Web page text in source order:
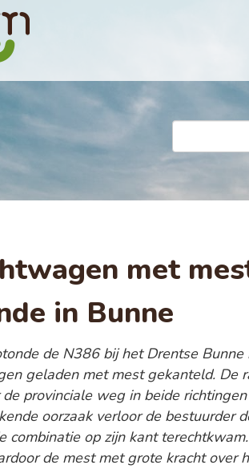
met
in Bunne
de N386 bij het Drentse
geladen met mest gekanteld. De
provinciale weg in beide
oorzaak verloor de bestuurder
combinatie op zijn kant
de mest met grote kracht over